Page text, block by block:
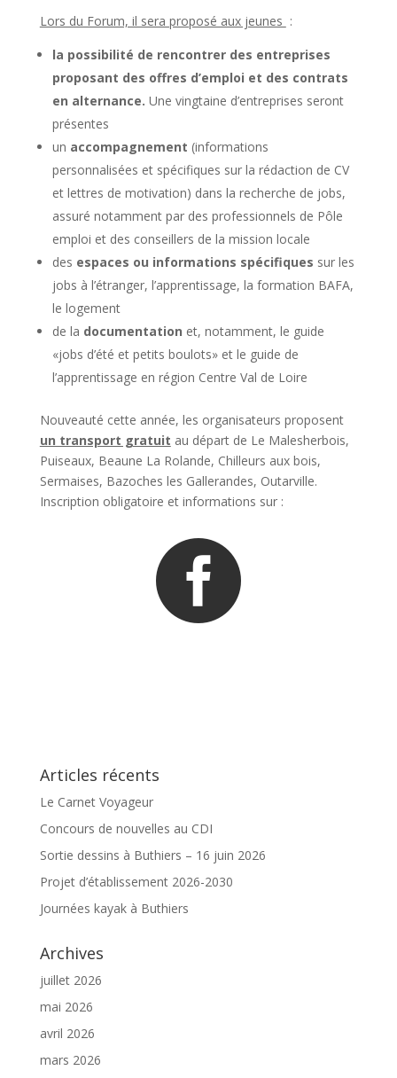
Lors du Forum, il sera proposé aux jeunes :
la possibilité de rencontrer des entreprises
proposant des offres d’emploi et des contrats
en alternance. Une vingtaine d’entreprises seront
présentes
un accompagnement (informations
personnalisées et spécifiques sur la rédaction de CV
et lettres de motivation) dans la recherche de jobs,
assuré notamment par des professionnels de Pôle
emploi et des conseillers de la mission locale
des espaces ou informations spécifiques sur les
jobs à l’étranger, l’apprentissage, la formation BAFA,
le logement
de la documentation et, notamment, le guide
«jobs d’été et petits boulots» et le guide de
l’apprentissage en région Centre Val de Loire
Nouveauté cette année, les organisateurs proposent
un transport gratuit au départ de Le Malesherbois,
Puiseaux, Beaune La Rolande, Chilleurs aux bois,
Sermaises, Bazoches les Gallerandes, Outarville.
Inscription obligatoire et informations sur :

Articles récents
Le Carnet Voyageur
Concours de nouvelles au CDI
Sortie dessins à Buthiers – 16 juin 2026
Projet d’établissement 2026-2030
Journées kayak à Buthiers
Archives
juillet 2026
mai 2026
avril 2026
mars 2026